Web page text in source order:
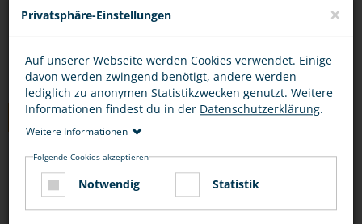
TIPPS
SITUATIONEN OPFER TÄTER
Privatsphäre-Einstellungen ×
Auf unserer Webseite werden Cookies verwendet. Einige
davon werden zwingend benötigt, andere werden
lediglich zu anonymen Statistikzwecken genutzt. Weitere
Informationen findest du in der Datenschutzerklärung.
Weitere Informationen
Folgende Cookies akzeptieren
Notwendig Statistik